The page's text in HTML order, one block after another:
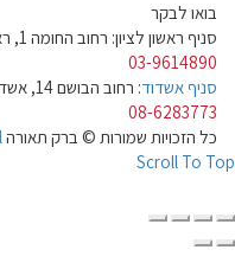
בואו לבקר
סניף ראשון לציון: רחוב החומה 1, ראשון לציון
03-9614890
סניף אשדוד: רחוב הבושם 14, אשדוד
08-6283773
כל הזכויות שמורות © ברק תאורה
Scroll To Top